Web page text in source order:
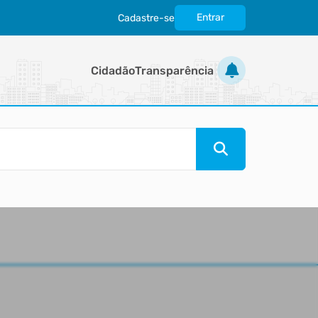
Cadastre-se Entrar
CidadãoTransparência